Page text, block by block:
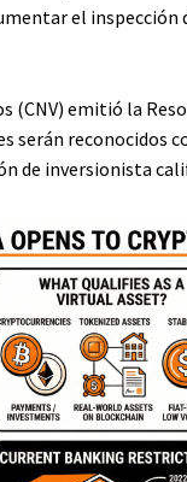
el
(CNV) emitió la
serán reconocidos
de inversionista